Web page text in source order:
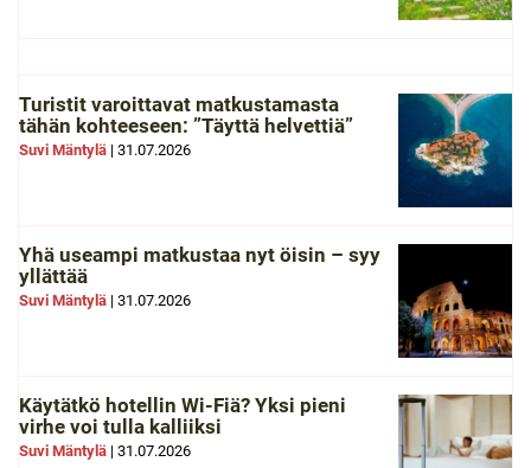
Turistit varoittavat matkustamasta
tähän kohteeseen: ”Täyttä helvettiä”
Suvi Mäntylä | 31.07.2026
Yhä useampi matkustaa nyt öisin – syy
yllättää
Suvi Mäntylä | 31.07.2026
Käytätkö hotellin Wi-Fiä? Yksi pieni
virhe voi tulla kalliiksi
Suvi Mäntylä | 31.07.2026